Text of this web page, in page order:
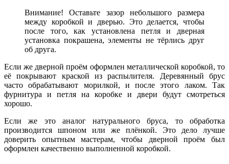
Внимание! Оставьте зазор небольшого размера
между коробкой и дверью. Это делается, чтобы
после того, как установлена петля и дверная
установка покрашена, элементы не тёрлись друг
об друга.
Если же дверной проём оформлен металлической коробкой, то
её покрывают краской из распылителя. Деревянный брус
часто обрабатывают морилкой, и после этого лаком. Так
фурнитура и петля на коробке и двери будут смотреться
хорошо.
Если же это аналог натурального бруса, то обработка
производится шпоном или же плёнкой. Это дело лучше
доверить опытным мастерам, чтобы дверной проём был
оформлен качественно выполненной коробкой.